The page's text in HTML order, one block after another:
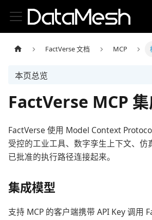
FactVerse 文档 MCP
本页总览
FactVerse MCP
FactVerse 使用 Model Context
受控的工业工具、数字孪生上下文、仿
已批准的执行路径连接起来。
集成模型
支持 MCP 的客户端携带 API Key 调用